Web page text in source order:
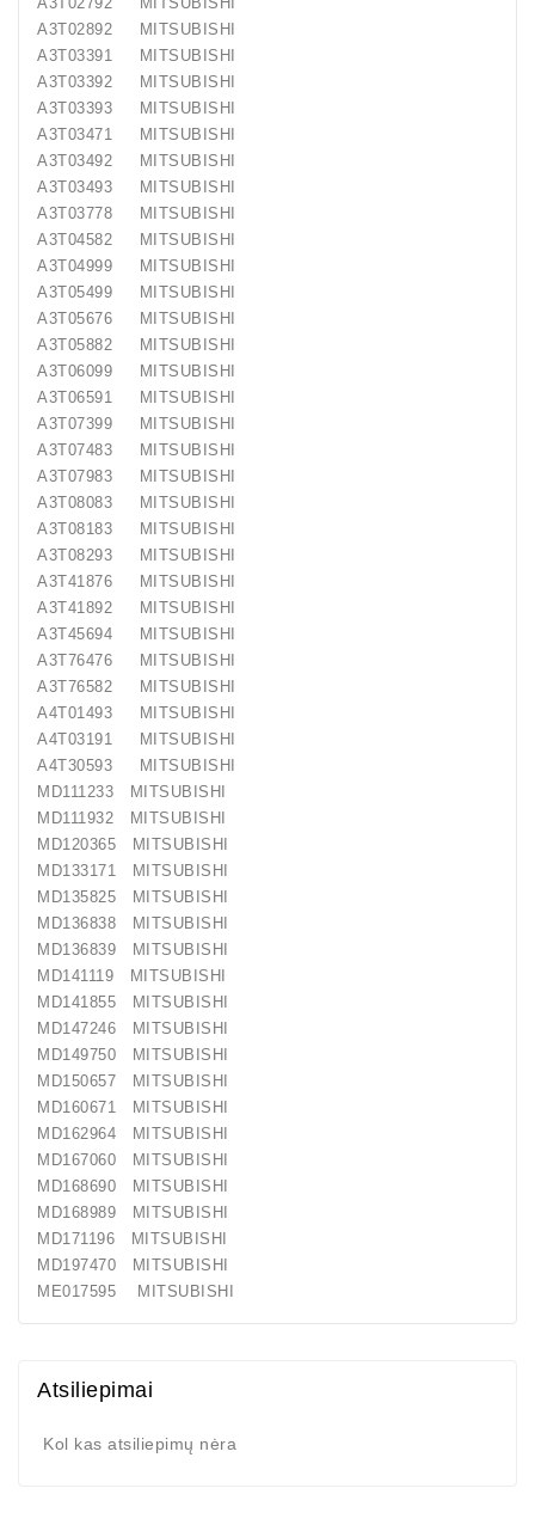
A3T02892 MITSUBISHI
A3T03391 MITSUBISHI
A3T03392 MITSUBISHI
A3T03393 MITSUBISHI
A3T03471 MITSUBISHI
A3T03492 MITSUBISHI
A3T03493 MITSUBISHI
A3T03778 MITSUBISHI
A3T04582 MITSUBISHI
A3T04999 MITSUBISHI
A3T05499 MITSUBISHI
A3T05676 MITSUBISHI
A3T05882 MITSUBISHI
A3T06099 MITSUBISHI
A3T06591 MITSUBISHI
A3T07399 MITSUBISHI
A3T07483 MITSUBISHI
A3T07983 MITSUBISHI
A3T08083 MITSUBISHI
A3T08183 MITSUBISHI
A3T08293 MITSUBISHI
A3T41876 MITSUBISHI
A3T41892 MITSUBISHI
A3T45694 MITSUBISHI
A3T76476 MITSUBISHI
A3T76582 MITSUBISHI
A4T01493 MITSUBISHI
A4T03191 MITSUBISHI
A4T30593 MITSUBISHI
MD111233 MITSUBISHI
MD111932 MITSUBISHI
MD120365 MITSUBISHI
MD133171 MITSUBISHI
MD135825 MITSUBISHI
MD136838 MITSUBISHI
MD136839 MITSUBISHI
MD141119 MITSUBISHI
MD141855 MITSUBISHI
MD147246 MITSUBISHI
MD149750 MITSUBISHI
MD150657 MITSUBISHI
MD160671 MITSUBISHI
MD162964 MITSUBISHI
MD167060 MITSUBISHI
MD168690 MITSUBISHI
MD168989 MITSUBISHI
MD171196 MITSUBISHI
MD197470 MITSUBISHI
ME017595 MITSUBISHI
Atsiliepimai
Kol kas atsiliepimų nėra